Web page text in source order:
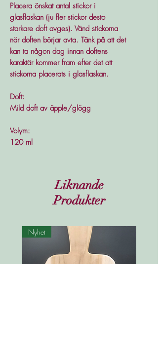
Placera önskat antal stickor i
glasflaskan (ju fler stickor desto
starkare doft avges). Vänd stickorna
när doften börjar avta. Tänk på att det
kan ta någon dag innan doftens
karaktär kommer fram efter det att
stickorna placerats i glasflaskan.
Doft:
Mild doft av äpple/glögg
Volym:
120 ml
Liknande
Produkter
Nyhet